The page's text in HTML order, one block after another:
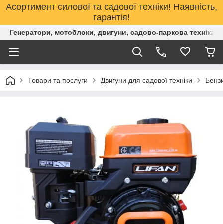
Асортимент силової та садової техніки! Наявність,
гарантія!
Генератори, мотоблоки, двигуни, садово-паркова техніка.
Товари та послуги Двигуни для садової техніки